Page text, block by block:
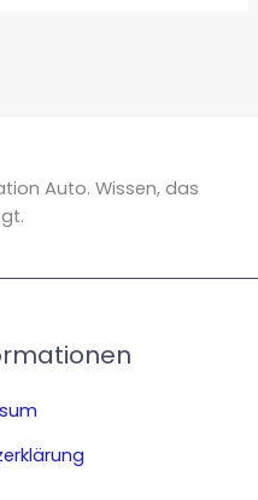
Auto. Wissen, das